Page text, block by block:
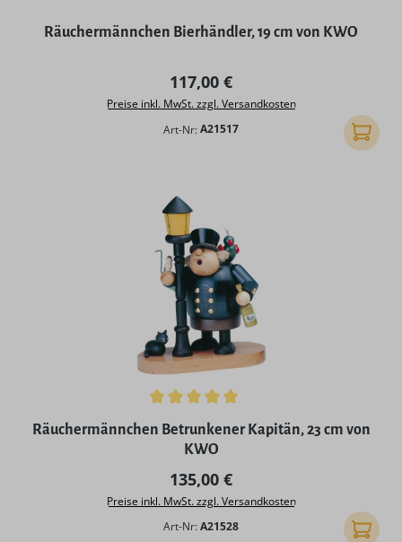
Räuchermännchen Bierhändler, 19 cm von KWO
Regulärer Preis:
117,00 €
Preise inkl. MwSt. zzgl. Versandkosten
Art-Nr:A21517 In den
Durchschnittliche Bewertung von 5 von 5 Sternen
Räuchermännchen Betrunkener Kapitän, 23 cm von
KWO
Regulärer Preis:
135,00 €
Preise inkl. MwSt. zzgl. Versandkosten
Art-Nr:A21528 In den